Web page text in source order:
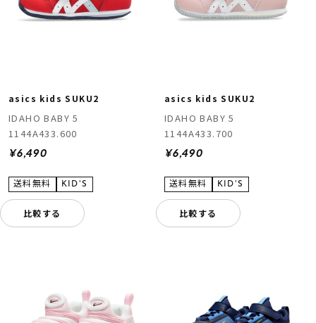
asics kids SUKU2
IDAHO BABY 5
1144A433.600
¥6,490
比較する
asics kids SUKU2
IDAHO BABY 5
1144A433.700
¥6,490
比較する